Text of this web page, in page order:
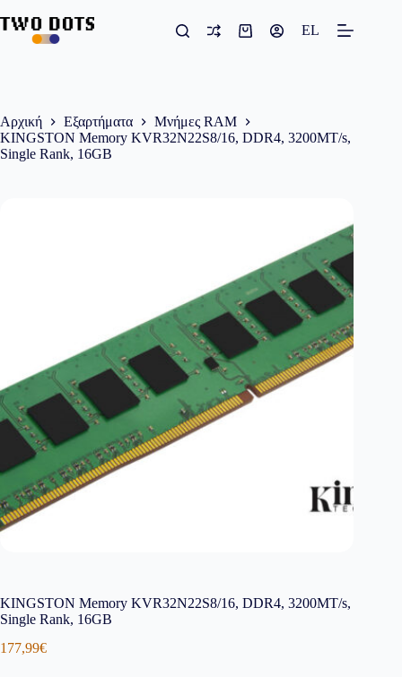
στο
περιεχόμενο
Καλάθι
EL
Αρχική Εξαρτήματα
Μνήμες RAM
KINGSTON Memory KVR32N22S8/16, DDR4, 3200MT/s,
Single Rank, 16GB
KINGSTON Memory KVR32N22S8/16, DDR4, 3200MT/s,
Single Rank, 16GB
177,99€